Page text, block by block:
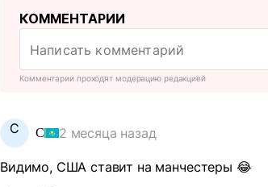
КОММЕНТАРИИ
Комментарии проходят модерацию редакцией
С С 2 месяца назад
Видимо, США ставит на манчестеры 😂